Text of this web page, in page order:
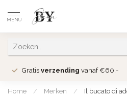
MENU
Gratis verzending vanaf €60,-
Home / Merken / Il bucato di